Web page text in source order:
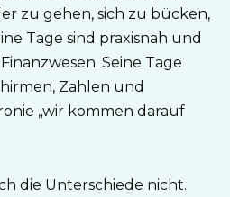
zu gehen, sich zu bücken,
Tage sind praxisnah und
Seine Tage
Zahlen und
„wir kommen darauf
die Unterschiede nicht.